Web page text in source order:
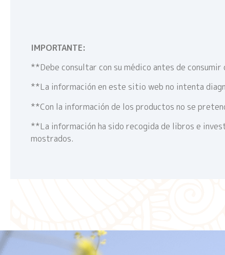
IMPORTANTE:
**Debe consultar con su médico antes de
**La información en este sitio web no intenta
**Con la información de los productos no se
**La información ha sido recogida de libros e
mostrados.